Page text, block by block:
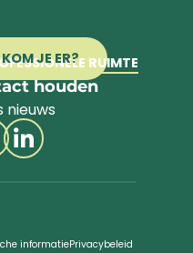
JE ER? RUIMTE
houden
nieuws
informatiePrivacybeleid